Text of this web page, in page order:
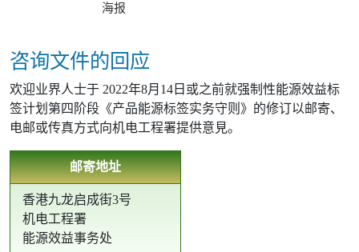
海报
咨询文件的回应
欢迎业界人士于 2022年8月14日或之前就强制性能源效益标
签计划第四阶段《产品能源标签实务守则》的修订以邮寄、
电邮或传真方式向机电工程署提供意見。
邮寄地址
香港九龙启成街3号
机电工程署
能源效益事务处